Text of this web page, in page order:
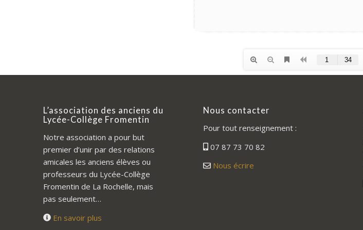
L’association des anciens du
Lycée-Collège Fromentin
Notre association a pour but
premier d’unir par des relations
amicales les anciens élèves ou
professeurs du Lycée-Collège
Fromentin de La Rochelle, mais
pas seulement…
En savoir plus
Nous contacter
Pour tout renseignement :
07 87 73 70 82
Nous écrire